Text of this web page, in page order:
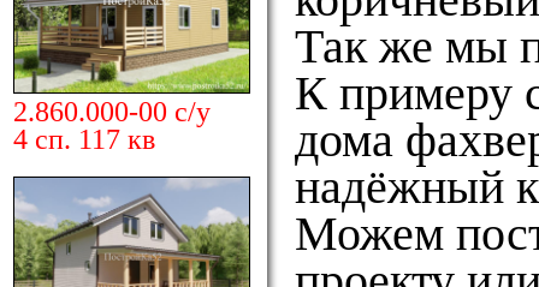
Так же мы
К примеру
дома
надёжный
Можем
2.860.000-00 с/у
4 сп. 117 кв